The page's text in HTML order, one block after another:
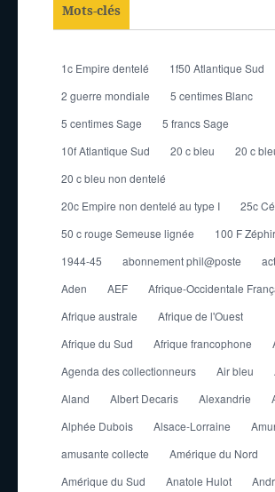
Mots-clés
1c Empire dentelé
1f50 Atlantique Sud
2 guerre mondiale
5 centimes Blanc
5 centimes Sage
5 francs Sage
10f Atlantique Sud
20 c bleu
20 c
20 c bleu non dentelé
20c Empire non dentelé au type I
25c
50 c rouge Semeuse lignée
100 F Zéphir
1944-45
abonnement phil@poste
Aden
AEF
Afrique-Occidentale
Afrique australe
Afrique de l'Ouest
Afrique du Sud
Afrique francophone
Agenda des collectionneurs
Air bleu
Aland
Albert Decaris Alexandrie
Alphée Dubois
Alsace-Lorraine
amusante collecte
Amérique du Nord
Amérique du Sud
Anatole Hulot